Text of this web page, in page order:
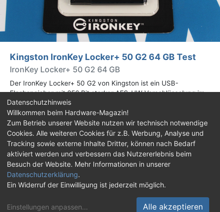
Kingston IronKey Locker+ 50 G2 64 GB Test
IronKey Locker+ 50 G2 64 GB
Der IronKey Locker+ 50 G2 von Kingston ist ein USB-
Flashspeicher mit 256 Bit starker AES-HW-Verschlüsselung im
XTS-Modus. Wir haben das 64-GB-Modell im Praxistest
genauer begutachtet.
Impressum| Kontakt |Jobs |Datenschutz |
Consent‑Einstellungen |Haftungsausschluss
Feed Facebook
Twitch
Discord
© Copyright 2001 - 2026 Hardware-Magazin
Datenschutzhinweis
Willkommen beim Hardware-Magazin!
Zum Betrieb unserer Website nutzen wir technisch notwendige
Cookies. Alle weiteren Cookies für z.B. Werbung, Analyse und
Tracking sowie externe Inhalte Dritter, können nach Bedarf
aktiviert werden und verbessern das Nutzererlebnis beim
Besuch der Website. Mehr Informationen in unserer
Datenschutzerklärung.
Ein Widerruf der Einwilligung ist jederzeit möglich.
Einstellungen anpassen... Alle akzeptieren